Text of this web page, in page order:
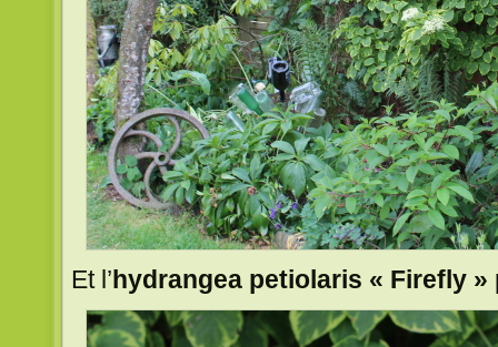
Et l’hydrangea petiolaris « Firefly »